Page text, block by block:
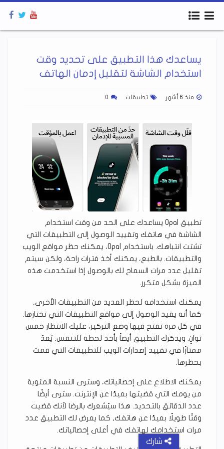
يساعدك هذا التطبيق على تحديد وقت
استخدام الشاشة لتقليل إدمان الهاتف
منذ 6 أشهر تطبيقات 0
تطبيق Opal يساعدك على الحد من وقت استخدام
الشاشة في هاتفك وتقييد الوصول إلى التطبيقات التي
تشتت انتباهك. باستخدام Opal، يمكنك حظر مواقع الويب
والتطبيقات. بالطبع، يمكنك أخذ فترات راحة، ولكن سيتم
تقليل عدد مرات السماح لك بالوصول إذا استخدمت هذه
الميزة بشكل متكرر.
يمكنك استخدامه لحظر العديد من التطبيقات الأخرى,
كما أنه يقيد الوصول إلى مواقع التطبيقات التي تختارها.
في كل مرة تفتح فيها وضع التركيز، عليك الانتظار خمس
ثوانٍ. ويذكرك التطبيق أيضاً بأخذ لحظة للتنفس, يُعدّ
ممتازًا في تقييد إصدارات الويب للتطبيقات التي قمت
بحظرها.
يمكنك الاطلاع على إحصائياتك، وسترى النسبة المئوية
من يومك التي قضيتها بعيدًا عن الإنترنت. سترى أيضًا
عدد الدقائق بالتحديد. هذا سيُشعرك بالرضا لأنك قضيت
وقتًا طويلًا بعيدًا عن هاتفك, كما يعرض لك التطبيق عدد
مرات استخدامك لهاتفك في أعلى إحصائياتك.
شارك